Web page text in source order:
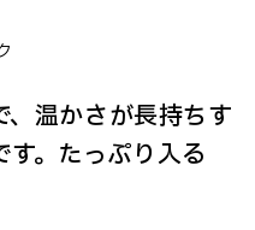
温かさが長持ちす
。たっぷり入る